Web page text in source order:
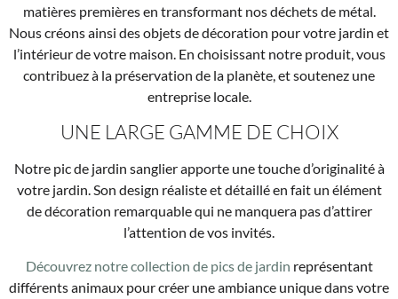
matières premières en transformant nos déchets de métal.
Nous créons ainsi des objets de décoration pour votre jardin et
l’intérieur de votre maison. En choisissant notre produit, vous
contribuez à la préservation de la planète, et soutenez une
entreprise locale.
UNE LARGE GAMME DE CHOIX
Notre pic de jardin sanglier apporte une touche d’originalité à
votre jardin. Son design réaliste et détaillé en fait un élément
de décoration remarquable qui ne manquera pas d’attirer
l’attention de vos invités.
Découvrez notre collection de pics de jardin représentant
différents animaux pour créer une ambiance unique dans votre